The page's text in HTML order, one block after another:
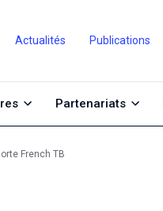
Actualités Publications
Partenariats
French TB